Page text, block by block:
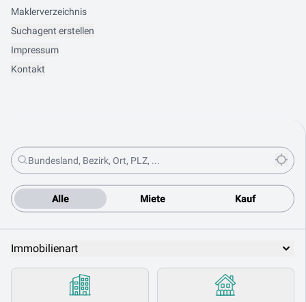
Alle Miete Kauf
Immobilienart
Maklerverzeichnis
Suchagent erstellen
Impressum
Kontakt